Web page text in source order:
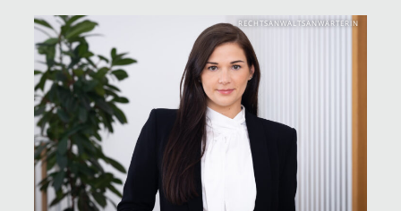
RECHTSANWALTSANWÄRTERIN